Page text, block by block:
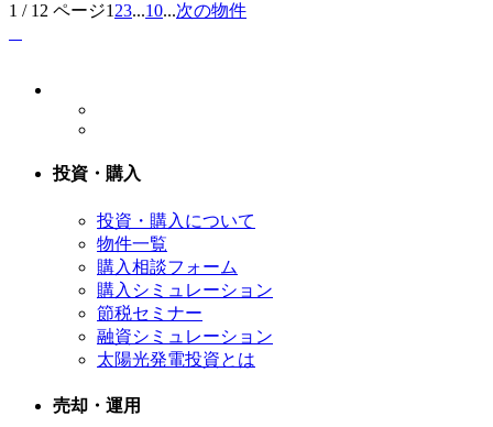
1 / 12 ページ1 23...10...次の物件
投資・購入
投資・購入について
物件一覧
購入相談フォーム
購入シミュレーション
節税セミナー
融資シミュレーション
太陽光発電投資とは
売却・運用